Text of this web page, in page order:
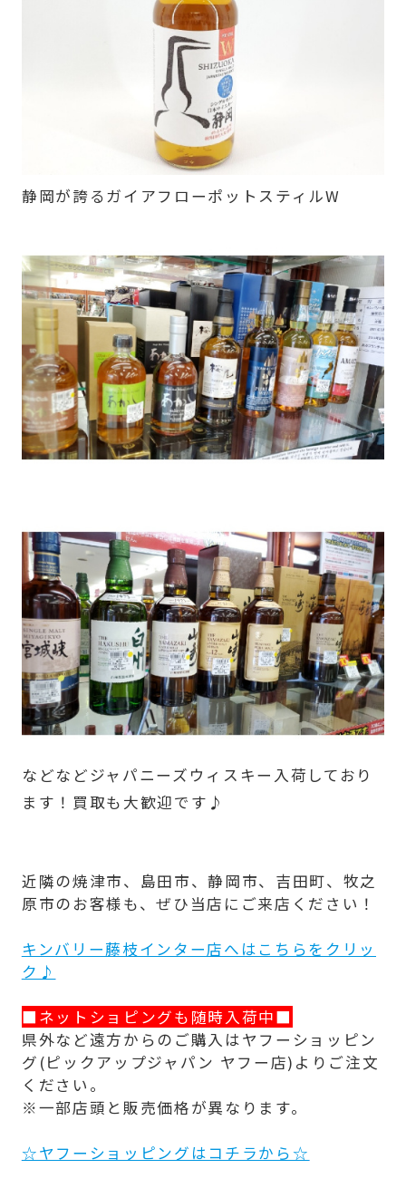
静岡が誇るガイアフローポットスティルW
などなどジャパニーズウィスキー入荷しており
ます！買取も大歓迎です♪
近隣の焼津市、島田市、静岡市、吉田町、牧之
原市のお客様も、ぜひ当店にご来店ください！
キンバリー藤枝インター店へはこちらをクリッ
ク♪
■ネットショピングも随時入荷中■
県外など遠方からのご購入はヤフーショッピン
グ(ピックアップジャパン ヤフー店)よりご注文
ください。
※一部店頭と販売価格が異なります。
☆ヤフーショッピングはコチラから☆